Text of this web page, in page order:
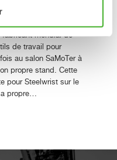
fabricant mondial de
de travail pour
au salon SaMoTer à
propre stand. Cette
pour Steelwrist sur le
propre…